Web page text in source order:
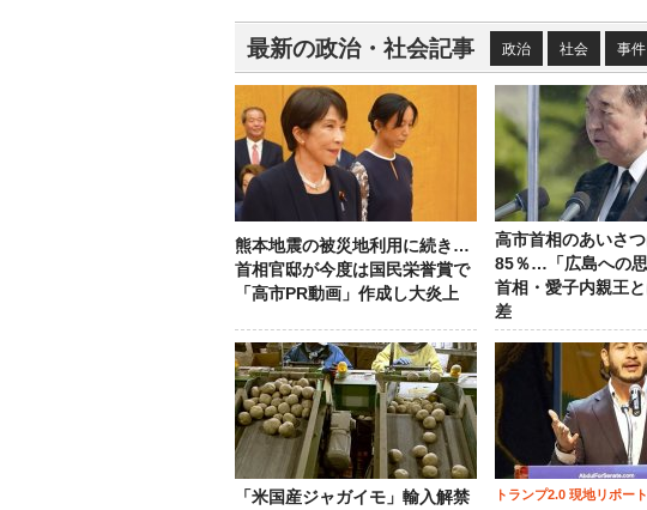
最新の政治・社会記事 政治 社会 事件
熊本地震の被災地利用に続き…
首相官邸が今度は国民栄誉賞で
「高市PR動画」作成し大炎上
高市首相のあいさ
85％…「広島への
首相・愛子内親王
差
「米国産ジャガイモ」輸入解禁
トランプ2.0 現地リポート